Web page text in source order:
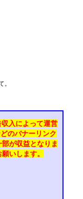
。
入によって運営
のバナーリンク
が収益となりま
いします。